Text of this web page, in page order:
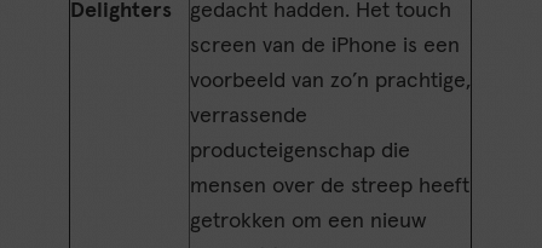
Delighters
gedacht hadden. Het touch
screen van de iPhone is een
voorbeeld van zo’n prachtige,
verrassende
producteigenschap die
mensen over de streep heeft
getrokken om een nieuw